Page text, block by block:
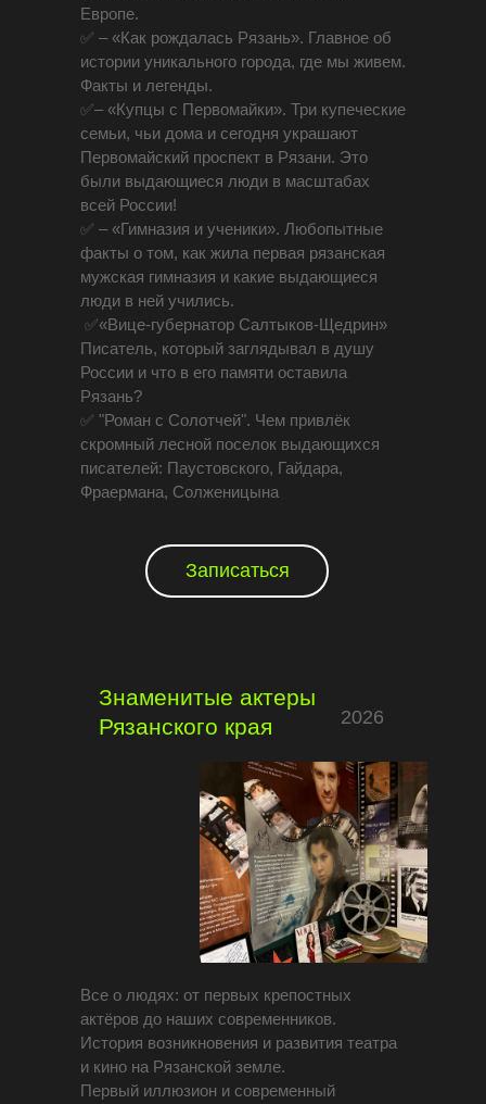
Европе.
✅ – «Как рождалась Рязань». Главное об
истории уникального города, где мы живем.
Факты и легенды.
✅– «Купцы с Первомайки». Три купеческие
семьи, чьи дома и сегодня украшают
Первомайский проспект в Рязани. Это
были выдающиеся люди в масштабах
всей России!
✅ – «Гимназия и ученики». Любопытные
факты о том, как жила первая рязанская
мужская гимназия и какие выдающиеся
люди в ней учились.
✅«Вице-губернатор Салтыков-Щедрин»
Писатель, который заглядывал в душу
России и что в его памяти оставила
Рязань?
✅ "Роман с Солотчей". Чем привлёк
скромный лесной поселок выдающихся
писателей: Паустовского, Гайдара,
Фраермана, Солженицына
Записаться
Все о людях: от первых крепостных
актёров до наших современников.
История возникновения и развития театра
и кино на Рязанской земле.
Первый иллюзион и современный
2026
Знаменитые актеры
Рязанского края